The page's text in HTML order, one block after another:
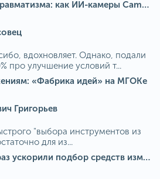
Стратегия нулевого травматизма: как ИИ-камеры Camkord снижают риск наезда на пешехода при работе на погрузчике
вдохновляет. Однако, подали
про улучшение условий т...
«Фабрика идей» на МГОКе
Григорьев
"выбора инструментов из
для из...
На ОДК-Сатурн в 30 раз ускорили подбор средств измерения для контроля качества продукции